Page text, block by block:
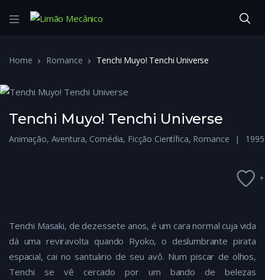
Home Romance Tenchi Muyo! Tenchi Universe
Tenchi Muyo! Tenchi Universe
Animação, Aventura, Comédia, Ficção Científica, Romance
Tenchi Masaki, de dezessete anos, é um cara normal cuja vida
dá uma reviravolta quando Ryoko, o deslumbrante pirata
espacial, cai no santuário de seu avô. Num piscar de olhos,
Tenchi se vê cercado por um bando de belezas